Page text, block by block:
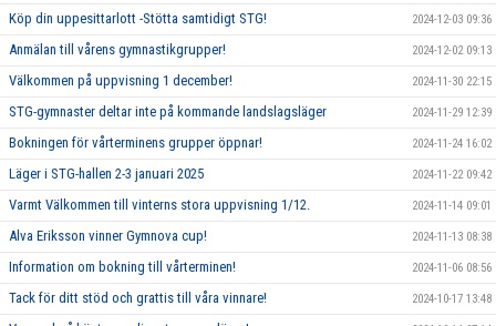
Köp din uppesittarlott -Stötta samtidigt STG! 2024-12-03 09:36
Anmälan till vårens gymnastikgrupper! 2024-12-02 09:13
Välkommen på uppvisning 1 december! 2024-11-30 22:15
STG-gymnaster deltar inte på kommande landslagsläger 2024-11-29 12:39
Bokningen för vårterminens grupper öppnar! 2024-11-24 16:02
Läger i STG-hallen 2-3 januari 2025 2024-11-22 09:42
Varmt Välkommen till vinterns stora uppvisning 1/12. 2024-11-14 09:01
Alva Eriksson vinner Gymnova cup! 2024-11-13 08:38
Information om bokning till vårterminen! 2024-11-06 08:56
Tack för ditt stöd och grattis till våra vinnare! 2024-10-17 13:48